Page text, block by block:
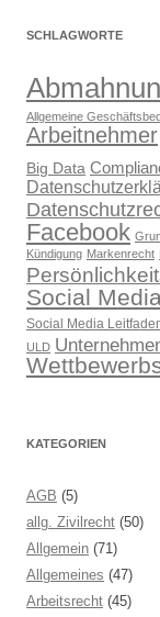
SCHLAGWORTE
Allgemeine
Arbeitnehmer
Big Data
Facebook
Kündigung Markenrecht
Social
Social Media
ULD
KATEGORIEN
AGB (5)
allg. Zivilrecht (50)
Allgemein (71)
Allgemeines (47)
Arbeitsrecht (45)